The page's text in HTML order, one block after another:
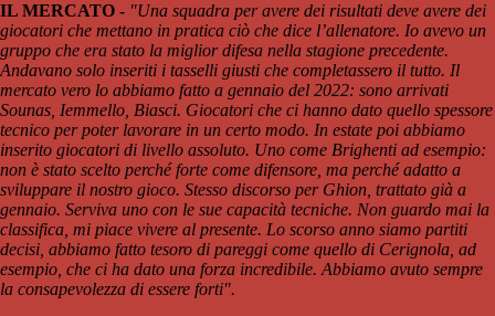
IL MERCATO - "Una squadra per avere dei risultati deve avere dei
giocatori che mettano in pratica ciò che dice l’allenatore. Io avevo un
gruppo che era stato la miglior difesa nella stagione precedente.
Andavano solo inseriti i tasselli giusti che completassero il tutto. Il
mercato vero lo abbiamo fatto a gennaio del 2022: sono arrivati
Sounas, Iemmello, Biasci. Giocatori che ci hanno dato quello spessore
tecnico per poter lavorare in un certo modo. In estate poi abbiamo
inserito giocatori di livello assoluto. Uno come Brighenti ad esempio:
non è stato scelto perché forte come difensore, ma perché adatto a
sviluppare il nostro gioco. Stesso discorso per Ghion, trattato già a
gennaio. Serviva uno con le sue capacità tecniche. Non guardo mai la
classifica, mi piace vivere al presente. Lo scorso anno siamo partiti
decisi, abbiamo fatto tesoro di pareggi come quello di Cerignola, ad
esempio, che ci ha dato una forza incredibile. Abbiamo avuto sempre
la consapevolezza di essere forti".